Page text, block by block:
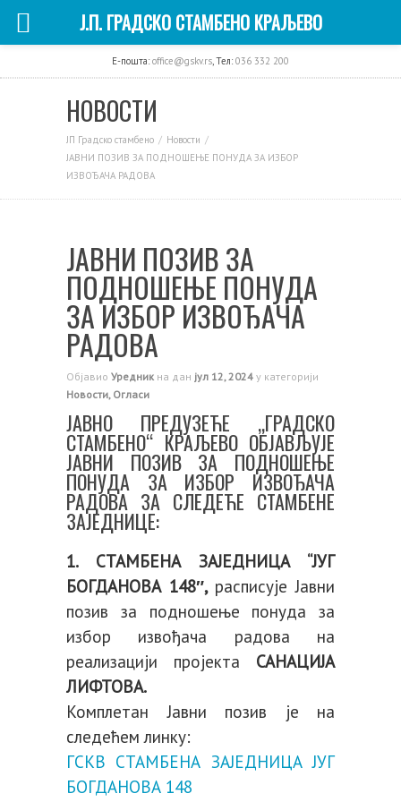
E-пошта: office@gskv.rs, Тел: 036 332 200
НОВОСТИ
ЈП Градско стамбено
Новости
ЈАВНИ ПОЗИВ ЗА ПОДНОШЕЊЕ ПОНУДА ЗА ИЗБОР
ИЗВОЂАЧА РАДОВА
ЈАВНИ ПОЗИВ ЗА
ПОДНОШЕЊЕ ПОНУДА
ЗА ИЗБОР ИЗВОЂАЧА
РАДОВА
Објавио Уредник на дан јул 12, 2024 у категорији
Новости, Огласи
ЈАВНО ПРЕДУЗЕЋЕ „ГРАДСКО
СТАМБЕНО“ КРАЉЕВО ОБЈАВЉУЈЕ
ЈАВНИ ПОЗИВ ЗА ПОДНОШЕЊЕ
ПОНУДА ЗА ИЗБОР ИЗВОЂАЧА
РАДОВА ЗА СЛЕДЕЋЕ СТАМБЕНЕ
ЗАЈЕДНИЦЕ:
1. СТАМБЕНА ЗАЈЕДНИЦА “ЈУГ
БОГДАНОВА 148″, расписује Јавни
позив за подношење понуда за
избор извођача радова на
реализацији пројекта САНАЦИЈА
ЛИФТОВА.
Комплетан Јавни позив је на
следећем линку:
ГСКВ СТАМБЕНА ЗАЈЕДНИЦА ЈУГ
БОГДАНОВА 148
Ј.П. ГРАДСКО СТАМБЕНО КРАЉЕВО